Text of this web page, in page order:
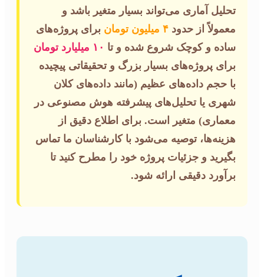
تحلیل آماری می‌تواند بسیار متغیر باشد و
معمولاً از حدود ۴ میلیون تومان
برای پروژه‌های
ساده و کوچک شروع شده و تا ۱۰ میلیارد تومان
برای پروژه‌های بسیار بزرگ و تحقیقاتی پیچیده
با حجم داده‌های عظیم (مانند داده‌های کلان
شهری یا تحلیل‌های پیشرفته هوش مصنوعی در
معماری) متغیر است. برای اطلاع دقیق از
هزینه‌ها، توصیه می‌شود با کارشناسان ما تماس
بگیرید و جزئیات پروژه خود را مطرح کنید تا
برآورد دقیقی ارائه شود.